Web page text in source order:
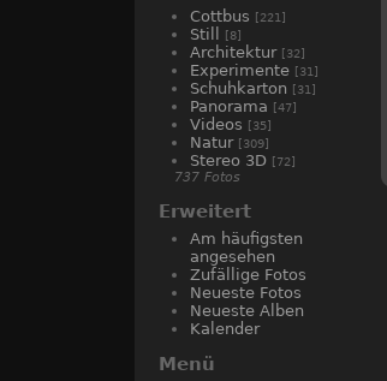
Cottbus [221]
Still [8]
Architektur [32]
Experimente [31]
Schuhkarton [31]
Panorama [47]
Videos [35]
Natur [309]
Stereo 3D [72]
737 Fotos
Erweitert
Am häufigsten
angesehen
Zufällige Fotos
Neueste Fotos
Neueste Alben
Kalender
Menü